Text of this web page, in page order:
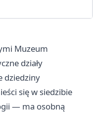
Muzeum
działy
dziedziny
się w siedzibie
— ma osobną